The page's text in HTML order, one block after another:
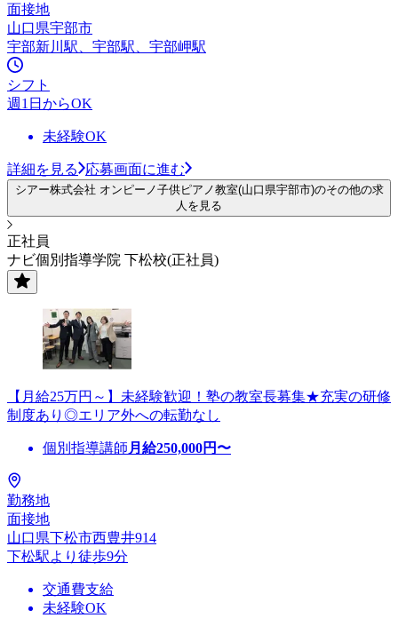
面接地
山口県宇部市
宇部新川駅、宇部駅、宇部岬駅
シフト
週1日からOK
未経験OK
詳細を見る 応募画面に進む
シアー株式会社 オンピーノ子供ピアノ教室(山口県宇部市)のその他の求
人を見る
正社員
ナビ個別指導学院 下松校(正社員)
【月給25万円～】未経験歓迎！塾の教室長募集★充実の研修
制度あり◎エリア外への転勤なし
個別指導講師 月給250,000円〜
勤務地
面接地
山口県下松市西豊井914
下松駅より徒歩9分
交通費支給
未経験OK